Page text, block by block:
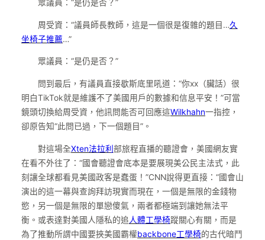
眾議員：“是仍是否？”
周受資：“議員師長教師，這是一個很是復雜的題目…久
坐椅子推薦…”
眾議員：“是仍是否？”
問到最后，有議員直接歇斯底里吼道：“你xx（臟話）很
明白TikTok就是維護不了美國用戶的數據和信息平安！”可當
鏡頭切換給周受資，他訊問能否可回應這Wilkhahn一指控，
卻原告知“此問已過，下一個題目”。
對這場全Xten法拉利 部旅程直播的聽證會，美國網友實
在看不外往了：“國會聽證會底本是要展現美公民主法式，此
刻讓全球都看見美國政客是蠢蛋！”CNN說得更直接：“國會山
演出的這一幕與查詢拜訪現實而現在，一個是無限的金錢物
慾，另一個是無限的單戀傻氣，兩者都極端到讓她無法平
衡。或表達對美國人隱私的追人體工學椅蹤關心有關，而是
為了推動所謂中國要挾美國霸權backbone工學椅的古代暗鬥